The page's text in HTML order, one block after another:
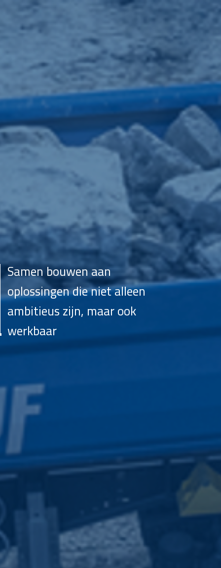
Samen bouwen aan
oplossingen die niet alleen
ambitieus zijn, maar ook
werkbaar